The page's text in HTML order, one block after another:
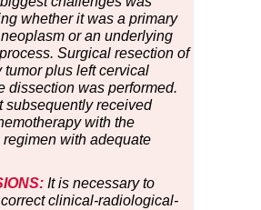
whether it was a primary
or an underlying
Surgical resection of
tumor plus left cervical
dissection was performed.
subsequently received
with the
regimen with adequate
It is necessary to
clinical-radiological-